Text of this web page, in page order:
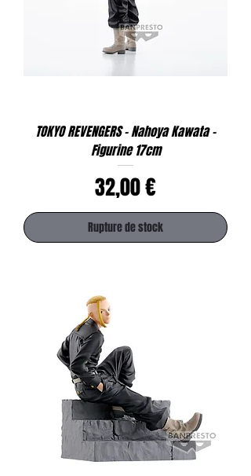
TOKYO REVENGERS - Nahoya Kawata -
Figurine 17cm
Prix
32,00 €
Rupture de stock